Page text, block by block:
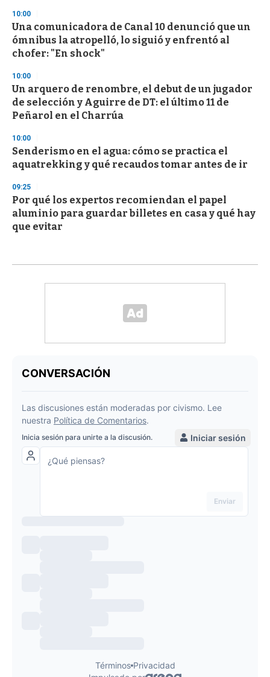
10:00
Una comunicadora de Canal 10 denunció que un
ómnibus la atropelló, lo siguió y enfrentó al
chofer: "En shock"
10:00
Un arquero de renombre, el debut de un jugador
de selección y Aguirre de DT: el último 11 de
Peñarol en el Charrúa
10:00
Senderismo en el agua: cómo se practica el
aquatrekking y qué recaudos tomar antes de ir
09:25
Por qué los expertos recomiendan el papel
aluminio para guardar billetes en casa y qué hay
que evitar